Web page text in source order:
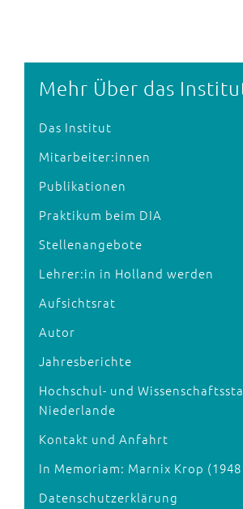
Mehr Über das
Das Institut
Mitarbeiter:innen
Publikationen
Praktikum beim DIA
Stellenangebote
Lehrer:in in Holland werden
Aufsichtsrat
Autor
Jahresberichte
Hochschul- und
Niederlande
Kontakt und Anfahrt
In Memoriam: Marnix Krop (1948
Datenschutzerklärung